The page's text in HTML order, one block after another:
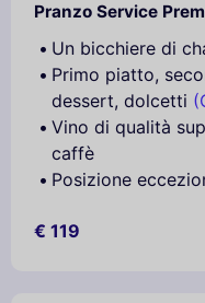
Pranzo Service
Un bicchiere di
Primo piatto,
dessert, dolcetti
Vino di qualità
caffè
Posizione
€ 119